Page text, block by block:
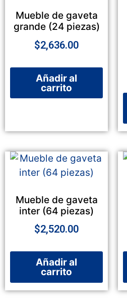
Mueble de gaveta
grande (24 piezas)
$2,636.00
Añadir al
carrito
Mueble de gaveta
inter (64 piezas)
$2,520.00
Añadir al
carrito